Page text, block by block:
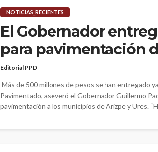
NOTICIAS_RECIENTES
El Gobernador
para pavimentación
Editorial PPD
Más de 500 millones de pesos se han entregado
Pavimentado, aseveró el Gobernador Guillermo
pavimentación a los municipios de Arizpe y Ures.